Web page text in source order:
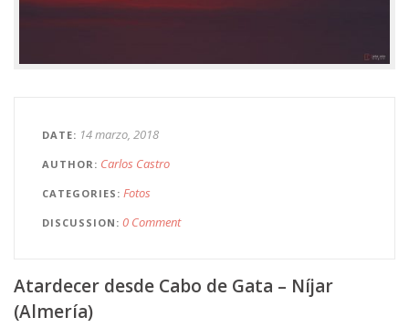
DATE 14 marzo, 2018
AUTHOR Carlos Castro
CATEGORIES Fotos
DISCUSSION 0 Comment
Atardecer desde Cabo de Gata – Níjar
(Almería)